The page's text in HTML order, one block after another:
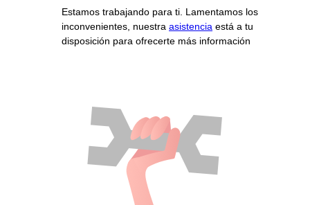
Estamos trabajando para ti. Lamentamos los
inconvenientes, nuestra asistencia está a tu
disposición para ofrecerte más información